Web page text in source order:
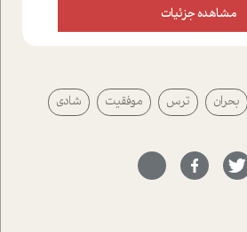
در بخش های مختلف تلاش کرده ایم
به این موضوع مهم بپردازیم.فصل
بخش دو فنجان داغ به سراغ افرادی
را در عمل به اثبات رسانده اند؛ سید
بیست و پنجمین سال فعالیت حرفه
عزیز زاده؛ سفیر صلح و دوستی که
از هفتاد کشور و کاشتن درخت، به نماد
و منابع طبیعی تبدیل گشته
ها در این شماره به دو موضوع
مشاهده جزئیات
بحران ترس موفقیت شادی